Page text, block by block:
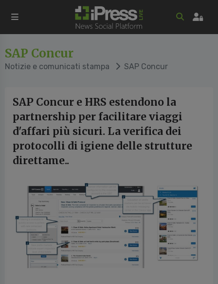
SAP Concur
Notizie e comunicati stampa SAP Concur
SAP Concur e HRS estendono la
partnership per facilitare viaggi
d'affari più sicuri. La verifica dei
protocolli di igiene delle strutture
direttame..